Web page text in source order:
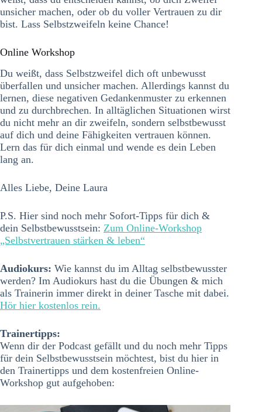
unsicher machen, oder ob du voller Vertrauen zu dir
bist. Lass Selbstzweifeln keine Chance!
Online Workshop
Du weißt, dass Selbstzweifel dich oft unbewusst
überfallen und unsicher machen. Allerdings kannst du
lernen, diese negativen Gedankenmuster zu erkennen
und zu durchbrechen. In alltäglichen Situationen wirst
du nicht mehr an dir zweifeln, sondern selbstbewusst
auf dich und deine Fähigkeiten vertrauen können.
Lern das für dich einmal und wende es dein Leben
lang an.
Alles Liebe, Deine Laura
P.S. Hier sind noch mehr Sofort-Tipps für dich &
dein Selbstbewusstsein: Zum Online-Workshop
„Selbstvertrauen stärken & leben“
Audiokurs: Wie kannst du im Alltag selbstbewusster
werden? Im Audiokurs hast du die Übungen & mich
als Trainerin immer direkt in deiner Tasche mit dabei.
Hör hier kostenlos rein.
Trainertipps:
Wenn dir der Podcast gefällt und du noch mehr Tipps
für dein Selbstbewusstsein möchtest, bist du hier in
den Trainertipps und dem kostenfreien Online-
Workshop gut aufgehoben: